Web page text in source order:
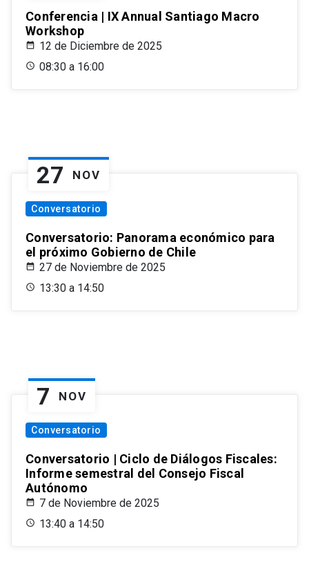
Conferencia | IX Annual Santiago Macro
Workshop
12 de Diciembre de 2025
08:30 a 16:00
27 NOV
Conversatorio
Conversatorio: Panorama económico para
el próximo Gobierno de Chile
27 de Noviembre de 2025
13:30 a 14:50
7 NOV
Conversatorio
Conversatorio | Ciclo de Diálogos Fiscales:
Informe semestral del Consejo Fiscal
Autónomo
7 de Noviembre de 2025
13:40 a 14:50